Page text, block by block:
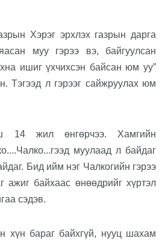
Хэрэг эрхлэх газрын дарга
яасан муу гэрээ вэ, байгуулсан
ишиг үхчихсэн байсан юм уу”
Тэгээд л гэрээг сайжруулах юм
14 жил өнгөрчээ. Хамгийн
муулаад л байдаг
. Бид ийм нэг Чалкогийн гэрээ
ажиг байхаас өнөөдрийг хүртэл
сэдэв.
хүн бараг байхгүй, нууц шахам